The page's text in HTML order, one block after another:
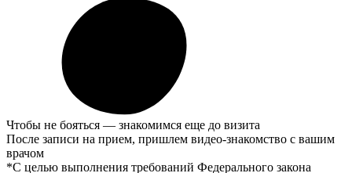
Чтобы не бояться — знакомимся еще до визита
После записи на прием, пришлем видео-знакомство с вашим
врачом
*С целью выполнения требований Федерального закона